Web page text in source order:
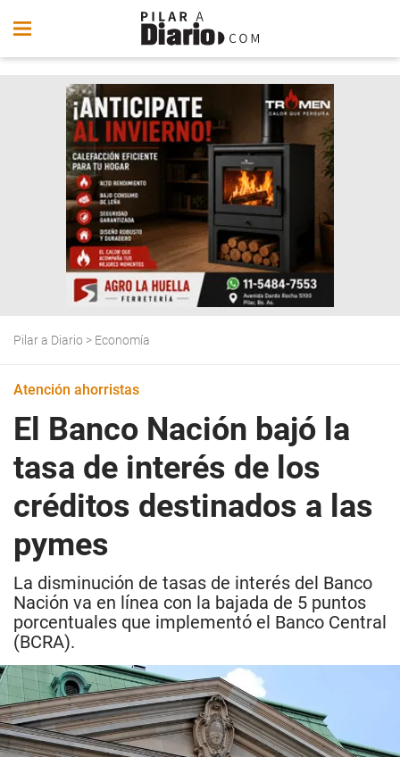
Pilar a Diario > Economía
Atención ahorristas
El Banco Nación bajó la
tasa de interés de los
créditos destinados a las
pymes
La disminución de tasas de interés del Banco
Nación va en línea con la bajada de 5 puntos
porcentuales que implementó el Banco Central
(BCRA).